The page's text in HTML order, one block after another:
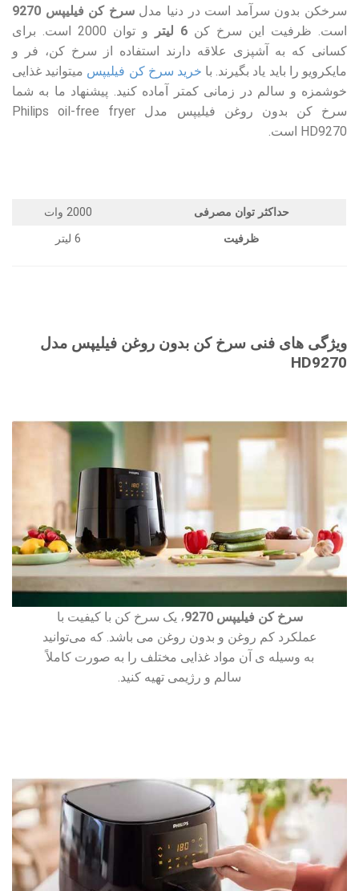
سرخکن بدون سرآمد است در دنیا مدلسرخ کن فیلیپس 9270
است. ظرفیت این سرخ کن 6 لیتر
و توان 2000 است. برای
کسانی که به آشپزی علاقه دارند استفاده از سرخ کن، فر و
مایکرویو را باید یاد بگیرند. با خرید سرخ کن فیلیپس میتوانید غذایی
خوشمزه و سالم در زمانی کمتر آماده کنید. پیشنهاد ما به شما
سرخ کن بدون روغن فیلیپس مدل Philips oil-free fryer
HD9270 است.
حداکثر توان مصرفی
2000 وات
ظرفیت
6 لیتر
ویژگی های فنی سرخ کن بدون روغن فیلیپس مدل
HD9270
سرخ کن فیلیپس 9270
، یک سرخ کن با کیفیت با
عملکرد کم روغن و بدون روغن می باشد. که می‌توانید
به وسیله ی آن مواد غذایی مختلف را به صورت کاملاً
سالم و رژیمی تهیه کنید.